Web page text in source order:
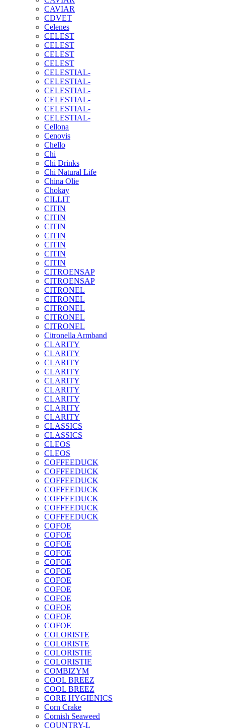
CAVIAR
CDVET
Celenes
CELEST
CELEST
CELEST
CELEST
CELESTIAL-
CELESTIAL-
CELESTIAL-
CELESTIAL-
CELESTIAL-
CELESTIAL-
Cellona
Cenovis
Chello
Chi
Chi Drinks
Chi Natural Life
China Olie
Chokay
CILLIT
CITIN
CITIN
CITIN
CITIN
CITIN
CITIN
CITIN
CITROENSAP
CITROENSAP
CITRONEL
CITRONEL
CITRONEL
CITRONEL
CITRONEL
Citronella Armband
CLARITY
CLARITY
CLARITY
CLARITY
CLARITY
CLARITY
CLARITY
CLARITY
CLARITY
CLASSICS
CLASSICS
CLEOS
CLEOS
COFFEEDUCK
COFFEEDUCK
COFFEEDUCK
COFFEEDUCK
COFFEEDUCK
COFFEEDUCK
COFFEEDUCK
COFOE
COFOE
COFOE
COFOE
COFOE
COFOE
COFOE
COFOE
COFOE
COFOE
COFOE
COFOE
COLORISTE
COLORISTE
COLORISTIE
COLORISTIE
COMBIZYM
COOL BREEZ
COOL BREEZ
CORE HYGIENICS
Corn Crake
Cornish Seaweed
COUNTRY-L